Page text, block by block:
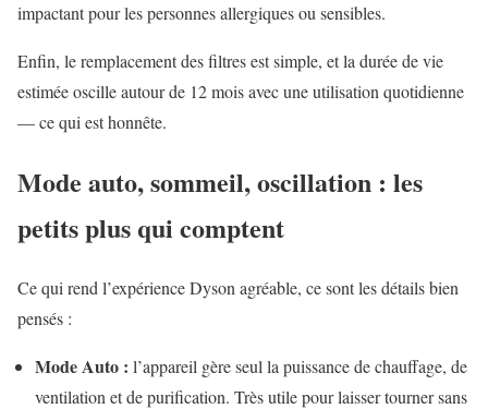
impactant pour les personnes allergiques ou sensibles.
Enfin, le remplacement des filtres est simple, et la durée de vie
estimée oscille autour de 12 mois avec une utilisation quotidienne
— ce qui est honnête.
Mode auto, sommeil, oscillation : les
petits plus qui comptent
Ce qui rend l’expérience Dyson agréable, ce sont les détails bien
pensés :
Mode Auto : l’appareil gère seul la puissance de chauffage, de
ventilation et de purification. Très utile pour laisser tourner sans